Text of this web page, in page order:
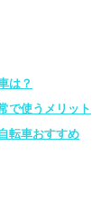
は？
で使うメリット
転車おすすめ